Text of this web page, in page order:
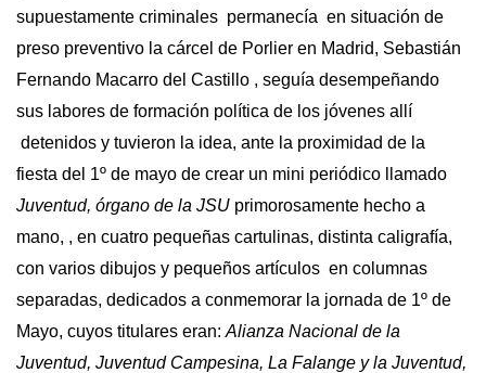
supuestamente criminales permanecía en situación de
preso preventivo la cárcel de Porlier en Madrid, Sebastián
Fernando Macarro del Castillo , seguía desempeñando
sus labores de formación política de los jóvenes allí
detenidos y tuvieron la idea, ante la proximidad de la
fiesta del 1º de mayo de crear un mini periódico llamado
Juventud, órgano de la JSU primorosamente hecho a
mano, , en cuatro pequeñas cartulinas, distinta caligrafía,
con varios dibujos y pequeños artículos en columnas
separadas, dedicados a conmemorar la jornada de 1º de
Mayo, cuyos titulares eran: Alianza Nacional de la
Juventud, Juventud Campesina, La Falange y la Juventud,